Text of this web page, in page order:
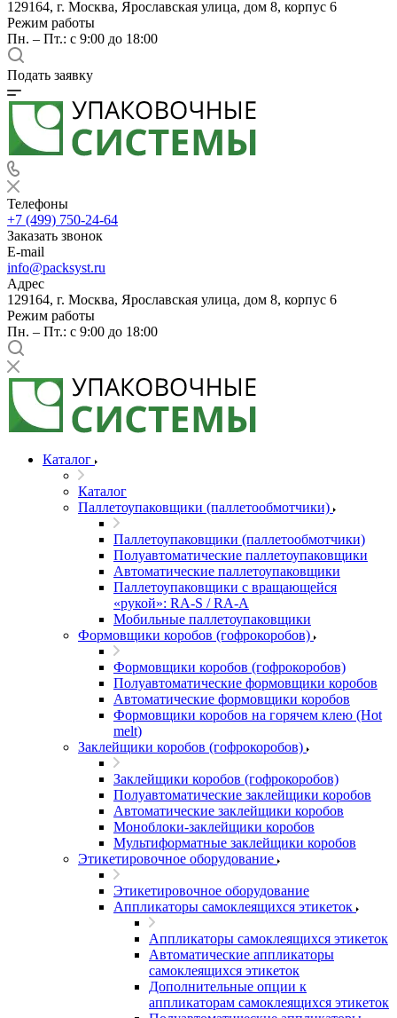
129164, г. Москва, Ярославская улица, дом 8, корпус 6
Режим работы
Пн. – Пт.: с 9:00 до 18:00
Подать заявку
Телефоны
+7 (499) 750-24-64
Заказать звонок
E-mail
info@packsyst.ru
Адрес
129164, г. Москва, Ярославская улица, дом 8, корпус 6
Режим работы
Пн. – Пт.: с 9:00 до 18:00
Каталог
Каталог
Паллетоупаковщики (паллетообмотчики)
Паллетоупаковщики (паллетообмотчики)
Полуавтоматические паллетоупаковщики
Автоматические паллетоупаковщики
Паллетоупаковщики с вращающейся
«рукой»: RA-S / RA-A
Мобильные паллетоупаковщики
Формовщики коробов (гофрокоробов)
Формовщики коробов (гофрокоробов)
Полуавтоматические формовщики коробов
Автоматические формовщики коробов
Формовщики коробов на горячем клею (Hot
melt)
Заклейщики коробов (гофрокоробов)
Заклейщики коробов (гофрокоробов)
Полуавтоматические заклейщики коробов
Автоматические заклейщики коробов
Моноблоки-заклейщики коробов
Мультиформатные заклейщики коробов
Этикетировочное оборудование
Этикетировочное оборудование
Аппликаторы самоклеящихся этикеток
Аппликаторы самоклеящихся этикеток
Автоматические аппликаторы
самоклеящихся этикеток
Дополнительные опции к
аппликаторам самоклеящихся этикеток